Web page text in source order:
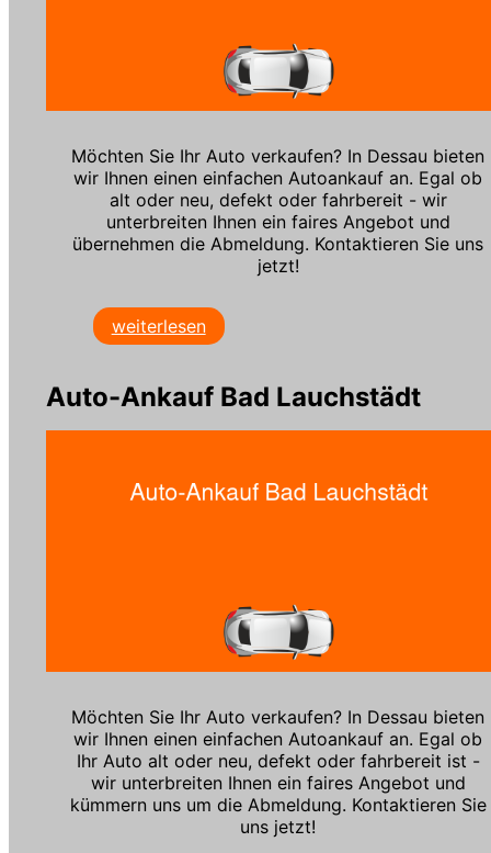
Möchten Sie Ihr Auto verkaufen? In Dessau bieten
wir Ihnen einen einfachen Autoankauf an. Egal ob
alt oder neu, defekt oder fahrbereit - wir
unterbreiten Ihnen ein faires Angebot und
übernehmen die Abmeldung. Kontaktieren Sie uns
jetzt!
weiterlesen
Auto-Ankauf Bad Lauchstädt
Möchten Sie Ihr Auto verkaufen? In Dessau bieten
wir Ihnen einen einfachen Autoankauf an. Egal ob
Ihr Auto alt oder neu, defekt oder fahrbereit ist -
wir unterbreiten Ihnen ein faires Angebot und
kümmern uns um die Abmeldung. Kontaktieren Sie
uns jetzt!